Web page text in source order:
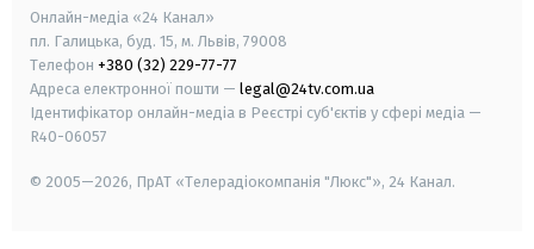
Онлайн-медіа «24 Канал»
пл. Галицька, буд. 15, м. Львів, 79008
Телефон +380 (32) 229-77-77
Адреса електронної пошти — legal@24tv.com.ua
Ідентифікатор онлайн-медіа в Реєстрі суб'єктів у сфері медіа —
R40-06057
© 2005—2026, ПрАТ «Телерадіокомпанія "Люкс"», 24 Канал.